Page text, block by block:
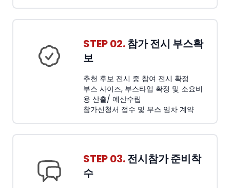
STEP 02.참가 전시 부스확
보
추천 후보 전시 중 참여 전시 확정
부스 사이즈, 부스타입 확정 및 소요비
용 산출/ 예산수립
참가신청서 접수 및 부스 임차 계약
STEP 03.전시참가 준비착
수